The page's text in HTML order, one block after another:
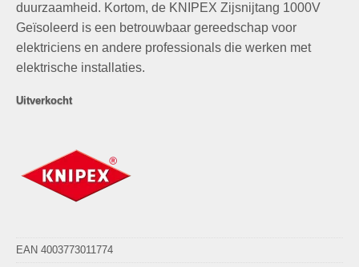
duurzaamheid. Kortom, de KNIPEX Zijsnijtang 1000V
Geïsoleerd is een betrouwbaar gereedschap voor
elektriciens en andere professionals die werken met
elektrische installaties.
Uitverkocht
EAN 4003773011774